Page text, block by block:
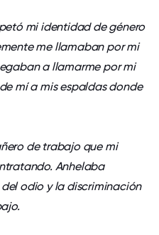
mi identidad de género
me llamaban por mi
a llamarme por mi
mí a mis espaldas donde
de trabajo que mi
Anhelaba
odio y la discriminación